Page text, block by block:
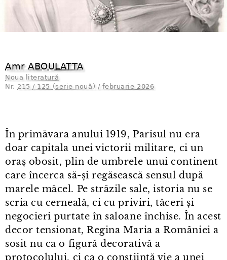
Amr ABOULATTA
Noua literatură
Nr. 215 / 125 (serie nouă) / februarie 2026
În primăvara anului 1919, Parisul nu era
doar capitala unei victorii militare, ci un
oraș obosit, plin de umbrele unui continent
care încerca să-și regăsească sensul după
marele măcel. Pe străzile sale, istoria nu se
scria cu cerneală, ci cu priviri, tăceri și
negocieri purtate în saloane închise. În acest
decor tensionat, Regina Maria a României a
sosit nu ca o figură decorativă a
protocolului, ci ca o conștiință vie a unei